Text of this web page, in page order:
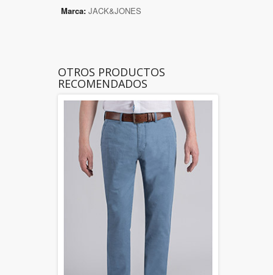
Marca: JACK&JONES
OTROS PRODUCTOS
RECOMENDADOS